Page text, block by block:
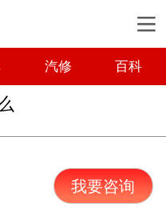
汽修 百科
我要咨询